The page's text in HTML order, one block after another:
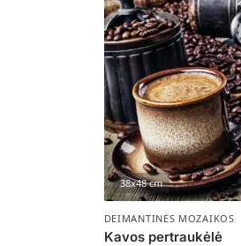
38x48 cm
DEIMANTINĖS MOZAIKOS
Kavos pertraukėlė